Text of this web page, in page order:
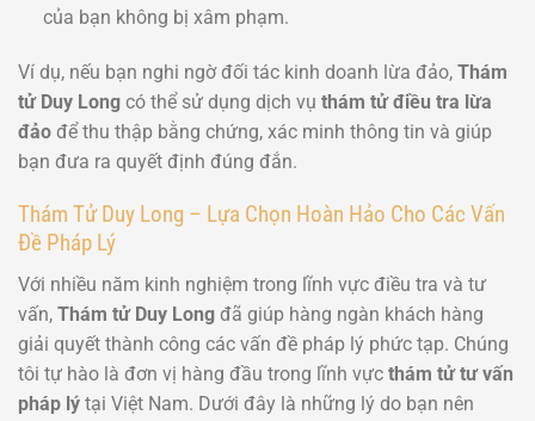
của bạn không bị xâm phạm.
Ví dụ, nếu bạn nghi ngờ đối tác kinh doanh lừa đảo, Thám
tử Duy Long có thể sử dụng dịch vụ thám tử điều tra lừa
đảo để thu thập bằng chứng, xác minh thông tin và giúp
bạn đưa ra quyết định đúng đắn.
Thám Tử Duy Long – Lựa Chọn Hoàn Hảo Cho Các Vấn
Đề Pháp Lý
Với nhiều năm kinh nghiệm trong lĩnh vực điều tra và tư
vấn, Thám tử Duy Long đã giúp hàng ngàn khách hàng
giải quyết thành công các vấn đề pháp lý phức tạp. Chúng
tôi tự hào là đơn vị hàng đầu trong lĩnh vực thám tử tư vấn
pháp lý tại Việt Nam. Dưới đây là những lý do bạn nên